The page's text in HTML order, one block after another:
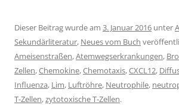
Dieser Beitrag wurde am 3. Januar 2016 unter
Sekundärliteratur, Neues vom Buch
Ameisenstraßen,Atemwegserkrankungen,
Zellen,Chemokine,Chemotaxis,CXCL12,
Influenza, Lim, Luftröhre, Neutrophile,
T-Zellen,zytotoxische T-Zellen.